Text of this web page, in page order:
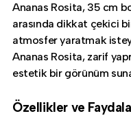
Ananas Rosita, 35 cm
arasında dikkat çekici
atmosfer yaratmak
Ananas Rosita, zarif
estetik bir görünüm
Özellikler ve